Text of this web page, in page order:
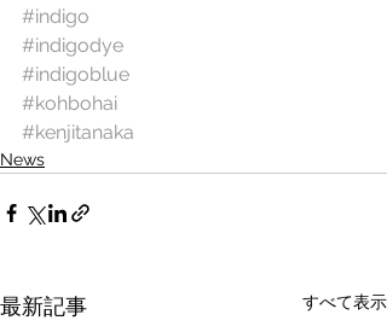
#indigo
#indigodye
#indigoblue
#kohbohai
#kenjitanaka
News
最新記事 すべて表示